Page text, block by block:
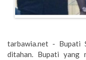
tarbawia.net - Bupati
ditahan. Bupati yang